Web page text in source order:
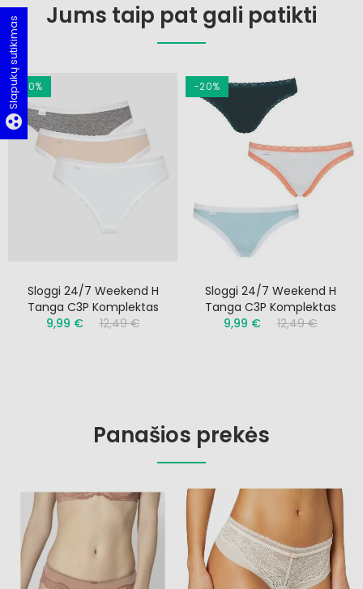
Jums taip pat gali patikti
−20%
Sloggi 24/7 Weekend H
Tanga C3P Komplektas
9,99 €
12,49 €
−20%
Sloggi 24/7 Weekend H
Tanga C3P Komplektas
9,99 €
12,49 €
Panašios prekės
group_work
Slapukų sutikimas